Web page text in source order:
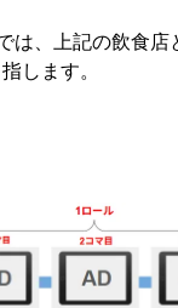
は、上記の飲食店
します。